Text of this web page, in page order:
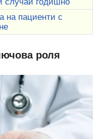
на пациенти с
роля